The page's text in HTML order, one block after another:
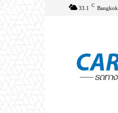
33.1 C Bangkok